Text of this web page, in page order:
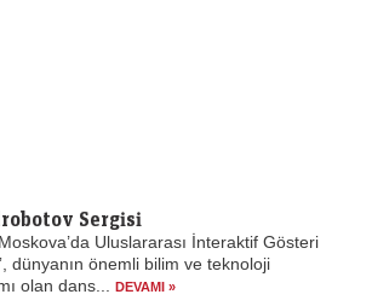
Sergisi
Uluslararası İnteraktif Gösteri
dünyanın önemli bilim ve teknoloji
olan dans... DEVAMI »